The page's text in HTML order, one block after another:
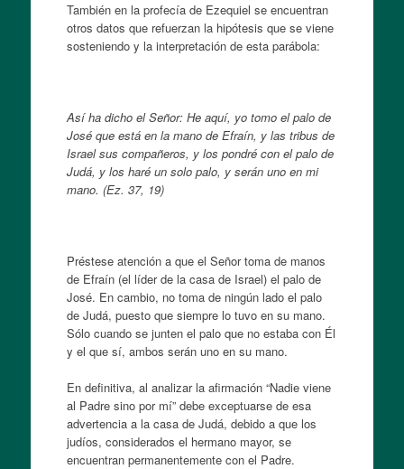
También en la profecía de Ezequiel se encuentran
otros datos que refuerzan la hipótesis que se viene
sosteniendo y la interpretación de esta parábola:
Así ha dicho el Señor: He aquí, yo tomo el palo de
José que está en la mano de Efraín, y las tribus de
Israel sus compañeros, y los pondré con el palo de
Judá, y los haré un solo palo, y serán uno en mi
mano. (Ez. 37, 19)
Préstese atención a que el Señor toma de manos
de Efraín (el líder de la casa de Israel) el palo de
José. En cambio, no toma de ningún lado el palo
de Judá, puesto que siempre lo tuvo en su mano.
Sólo cuando se junten el palo que no estaba con Él
y el que sí, ambos serán uno en su mano.
En definitiva, al analizar la afirmación “Nadie viene
al Padre sino por mí” debe exceptuarse de esa
advertencia a la casa de Judá, debido a que los
judíos, considerados el hermano mayor, se
encuentran permanentemente con el Padre.